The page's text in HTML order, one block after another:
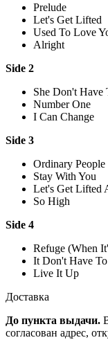
Prelude
Let's Get Lifted
Used To Love
Alright
Side 2
She Don't Have
Number One
I Can Change
Side 3
Ordinary People
Stay With You
Let's Get Lifted
So High
Side 4
Refuge (When
It Don't Have
Live It Up
Доставка
До пункта выдачи.
согласован адрес,